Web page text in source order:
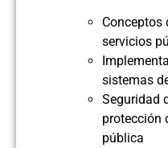
Conceptos
servicios
sistemas
Seguridad
protección
pública